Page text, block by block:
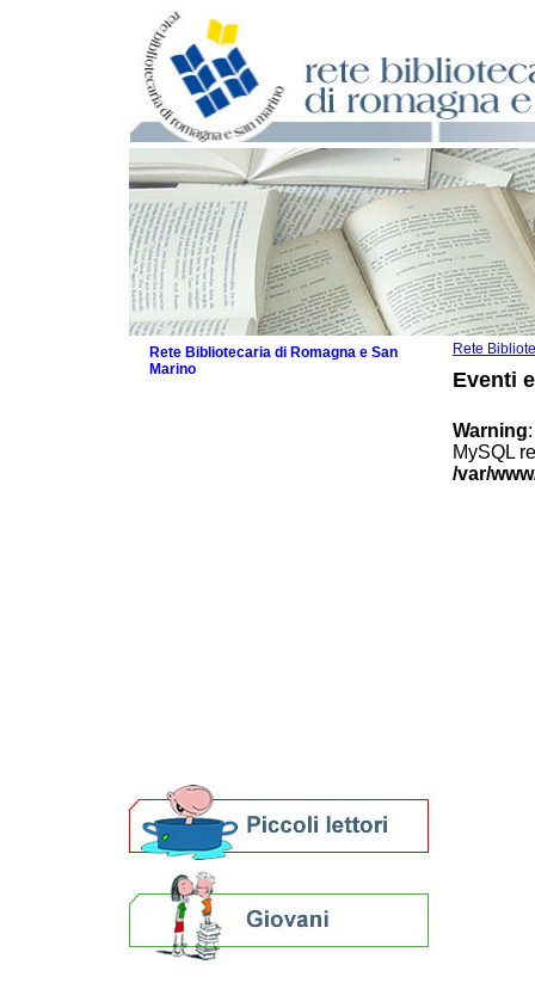
Rete
Eventi
Warning
MySQL
/var/
Rete Bibliotecaria di Romagna e San
Marino